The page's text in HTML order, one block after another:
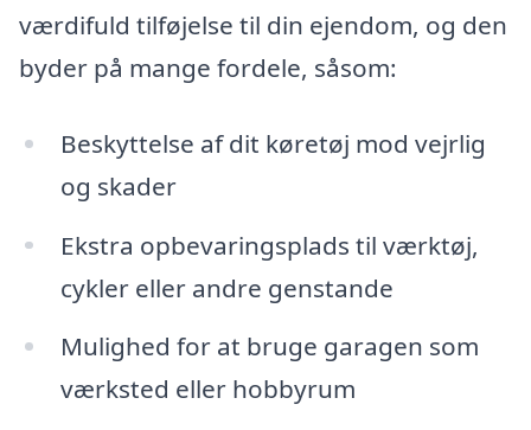
værdifuld tilføjelse til din ejendom, og den
byder på mange fordele, såsom:
Beskyttelse af dit køretøj mod vejrlig
og skader
Ekstra opbevaringsplads til værktøj,
cykler eller andre genstande
Mulighed for at bruge garagen som
værksted eller hobbyrum